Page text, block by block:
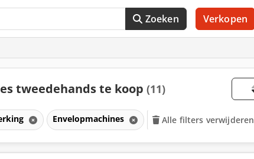
Zoeken Verkopen
tweedehands te koop (11)
Envelopmachines Alle filters verwijderen